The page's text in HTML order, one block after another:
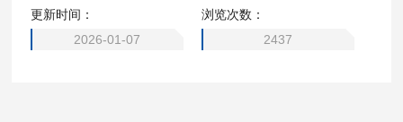
居环境电磁波安全防护评估。
更新时间：
2026-01-07
浏览次数：
2437